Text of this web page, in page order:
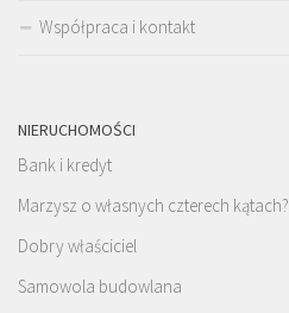
Współpraca i kontakt
NIERUCHOMOŚCI
Bank i kredyt
Marzysz o własnych czterech kątach?
Dobry właściciel
Samowola budowlana